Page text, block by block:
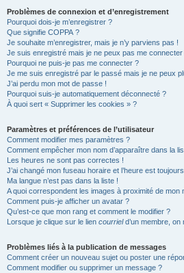
Problèmes de connexion et d’enregistrement
Pourquoi dois-je m’enregistrer ?
Que signifie COPPA ?
Je souhaite m’enregistrer, mais je n’y parviens pas !
Je suis enregistré mais je ne peux pas me connecter
Pourquoi ne puis-je pas me connecter ?
Je me suis enregistré par le passé mais je ne peux
J’ai perdu mon mot de passe !
Pourquoi suis-je automatiquement déconnecté ?
À quoi sert « Supprimer les cookies » ?
Paramètres et préférences de l’utilisateur
Comment modifier mes paramètres ?
Comment empêcher mon nom d’apparaître dans la
Les heures ne sont pas correctes !
J’ai changé mon fuseau horaire et l’heure est
Ma langue n’est pas dans la liste !
A quoi correspondent les images à proximité de mon
Comment puis-je afficher un avatar ?
Qu’est-ce que mon rang et comment le modifier ?
Lorsque je clique sur le lien courrield’un membre, on
Problèmes liés à la publication de messages
Comment créer un nouveau sujet ou poster une
Comment modifier ou supprimer un message ?